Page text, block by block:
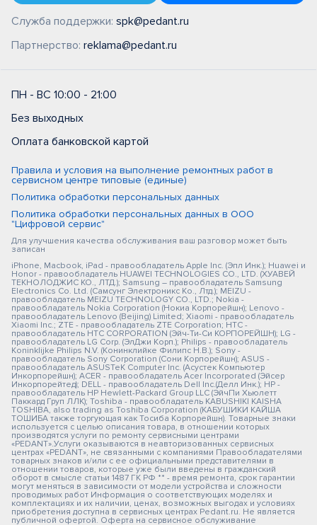
Служба поддержки: spk@pedant.ru
Партнерство: reklama@pedant.ru
ПН - ВС 10:00 - 21:00
Без выходных
Оплата банковской картой
Правила и условия на выполнение ремонтных работ в
сервисном центре типовые (единые)
Политика обработки персональных данных
Политика обработки персональных данных в ООО
"Цифровой сервис"
Для улучшения качества обслуживания ваш разговор может быть
записан
iPhone, Macbook, iPad - правообладатель Apple Inc. (Эпл Инк.); Huawei и
Honor - правообладатель HUAWEI TECHNOLOGIES CO., LTD. (ХУАВЕЙ
ТЕКНОЛОДЖИС КО., ЛТД.); Samsung – правообладатель Samsung
Electronics Co. Ltd. (Самсунг Электроникс Ко., Лтд.); MEIZU -
правообладатель MEIZU TECHNOLOGY CO., LTD.; Nokia -
правообладатель Nokia Corporation (Нокиа Корпорейшн); Lenovo -
правообладатель Lenovo (Beijing) Limited; Xiaomi - правообладатель
Xiaomi Inc.; ZTE - правообладатель ZTE Corporation; HTC -
правообладатель HTC CORPORATION (Эйч-Ти-Си КОРПОРЕЙШН); LG -
правообладатель LG Corp. (ЭлДжи Корп.); Philips - правообладатель
Koninklijke Philips N.V. (Конинклийке Филипс Н.В.); Sony -
правообладатель Sony Corporation (Сони Корпорейшн); ASUS -
правообладатель ASUSTeK Computer Inc. (Асустек Компьютер
Инкорпорейшн); ACER - правообладатель Acer Incorporated (Эйсер
Инкорпорейтед); DELL - правообладатель Dell Inc.(Делл Инк.); HP -
правообладатель HP Hewlett-Packard Group LLC (ЭйчПи Хьюлетт
Паккард Груп ЛЛК); Toshiba - правообладатель KABUSHIKI KAISHA
TOSHIBA, also trading as Toshiba Corporation (КАБУШИКИ КАЙША
ТОШИБА также торгующая как Тосиба Корпорейшн). Товарные знаки
используется с целью описания товара, в отношении которых
производятся услуги по ремонту сервисными центрами
«PEDANT».Услуги оказываются в неавторизованных сервисных
центрах «PEDANT», не связанными с компаниями Правообладателями
товарных знаков и/или с ее официальными представителями в
отношении товаров, которые уже были введены в гражданский
оборот в смысле статьи 1487 ГК РФ ** - время ремонта, срок гарантии
могут меняться в зависимости от модели устройства и сложности
проводимых работ Информация о соответствующих моделях и
комплектациях и их наличии, ценах, возможных выгодах и условиях
приобретения доступна в сервисных центрах Pedant.ru. Не является
публичной офертой. Оферта на сервисное обслуживание